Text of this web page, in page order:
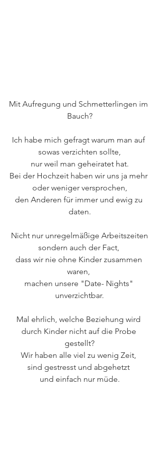
Mit Aufregung und Schmetterlingen im
Bauch?
Ich habe mich gefragt warum man auf
sowas verzichten sollte,
nur weil man geheiratet hat.
Bei der Hochzeit haben wir uns ja mehr
oder weniger versprochen,
den Anderen für immer und ewig zu
daten.
Nicht nur unregelmäßige Arbeitszeiten
sondern auch der Fact,
dass wir nie ohne Kinder zusammen
waren,
machen unsere "Date- Nights"
unverzichtbar.
Mal ehrlich, welche Beziehung wird
durch Kinder nicht auf die Probe
gestellt?
Wir haben alle viel zu wenig Zeit,
sind gestresst und abgehetzt
und einfach nur müde.